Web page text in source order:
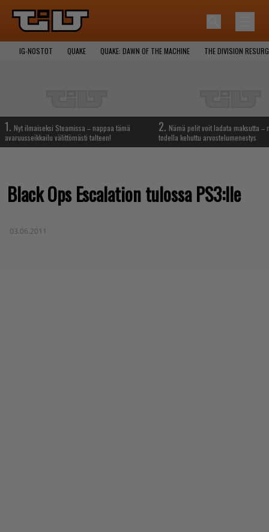
IG-NOSTOT QUAKE QUAKE: DAWN OF THE MACHINE THE DIVISION
1. Nyt ilmaiseksi Steamissa – nappaa tämä
avaruusseikkailu välittömästi talteen!
2. Nämä pelit voit ladata maksutta –
todella kehuttu arvostelumenestys
Black Ops Escalation tulossa PS3:lle
03.06.2011